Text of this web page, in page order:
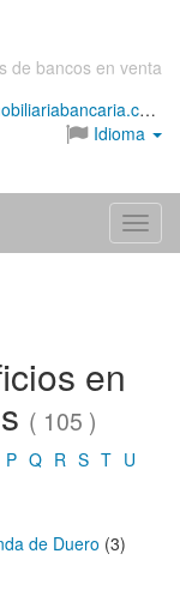
de bancos en venta
info@inmobiliariabancaria.com
Idioma
Menú
en
( 105 )
P Q R S T U
de Duero (3)